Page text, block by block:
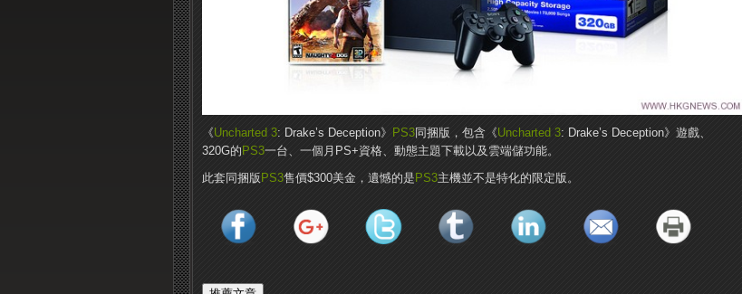
《Uncharted 3: Drake’s Deception》 PS3同捆版，包含《Uncharted 3: Drake’s Deception》遊戲、
320G的 PS3一台、一個月PS+資格、動態主題下載以及雲端儲功能。
此套同捆版 PS3售價$300美金，遺憾的是 PS3主機並不是特化的限定版。